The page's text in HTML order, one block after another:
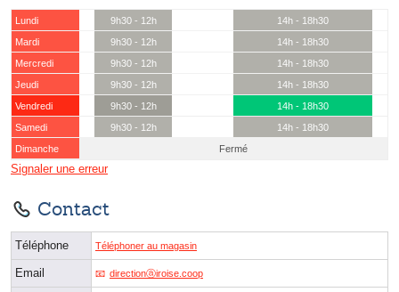
Lundi 9h30 - 12h
14h - 18h30
Mardi
9h30 - 12h
14h - 18h30
Mercredi
9h30 - 12h
14h - 18h30
Jeudi
9h30 - 12h
14h - 18h30
Vendredi
9h30 - 12h
14h - 18h30
Samedi
9h30 - 12h
14h - 18h30
Dimanche
Fermé
Signaler une erreur
Contact
Téléphone Téléphoner au magasin
Email directionⓐiroise.coop